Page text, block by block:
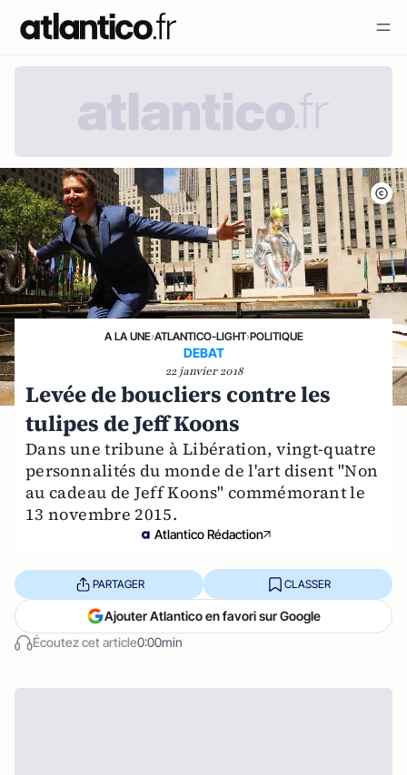
A LA UNE›ATLANTICO-LIGHT›POLITIQUE
DEBAT
22 janvier 2018
Levée de boucliers contre les
tulipes de Jeff Koons
Dans une tribune à Libération, vingt-quatre
personnalités du monde de l'art disent "Non
au cadeau de Jeff Koons" commémorant le
13 novembre 2015.
Atlantico Rédaction
Écoutez cet article0:00min
PARTAGER CLASSER
Ajouter Atlantico en favori sur Google